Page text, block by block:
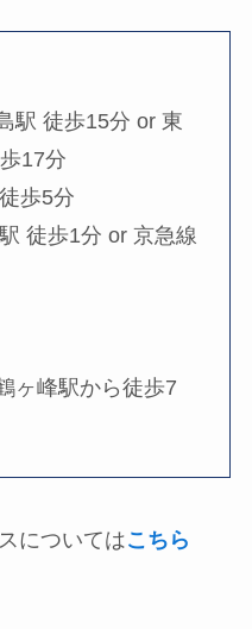
駅 徒歩15分 or 東
17分
歩5分
徒歩1分 or 京急線
ヶ峰駅から徒歩7
についてはこちら